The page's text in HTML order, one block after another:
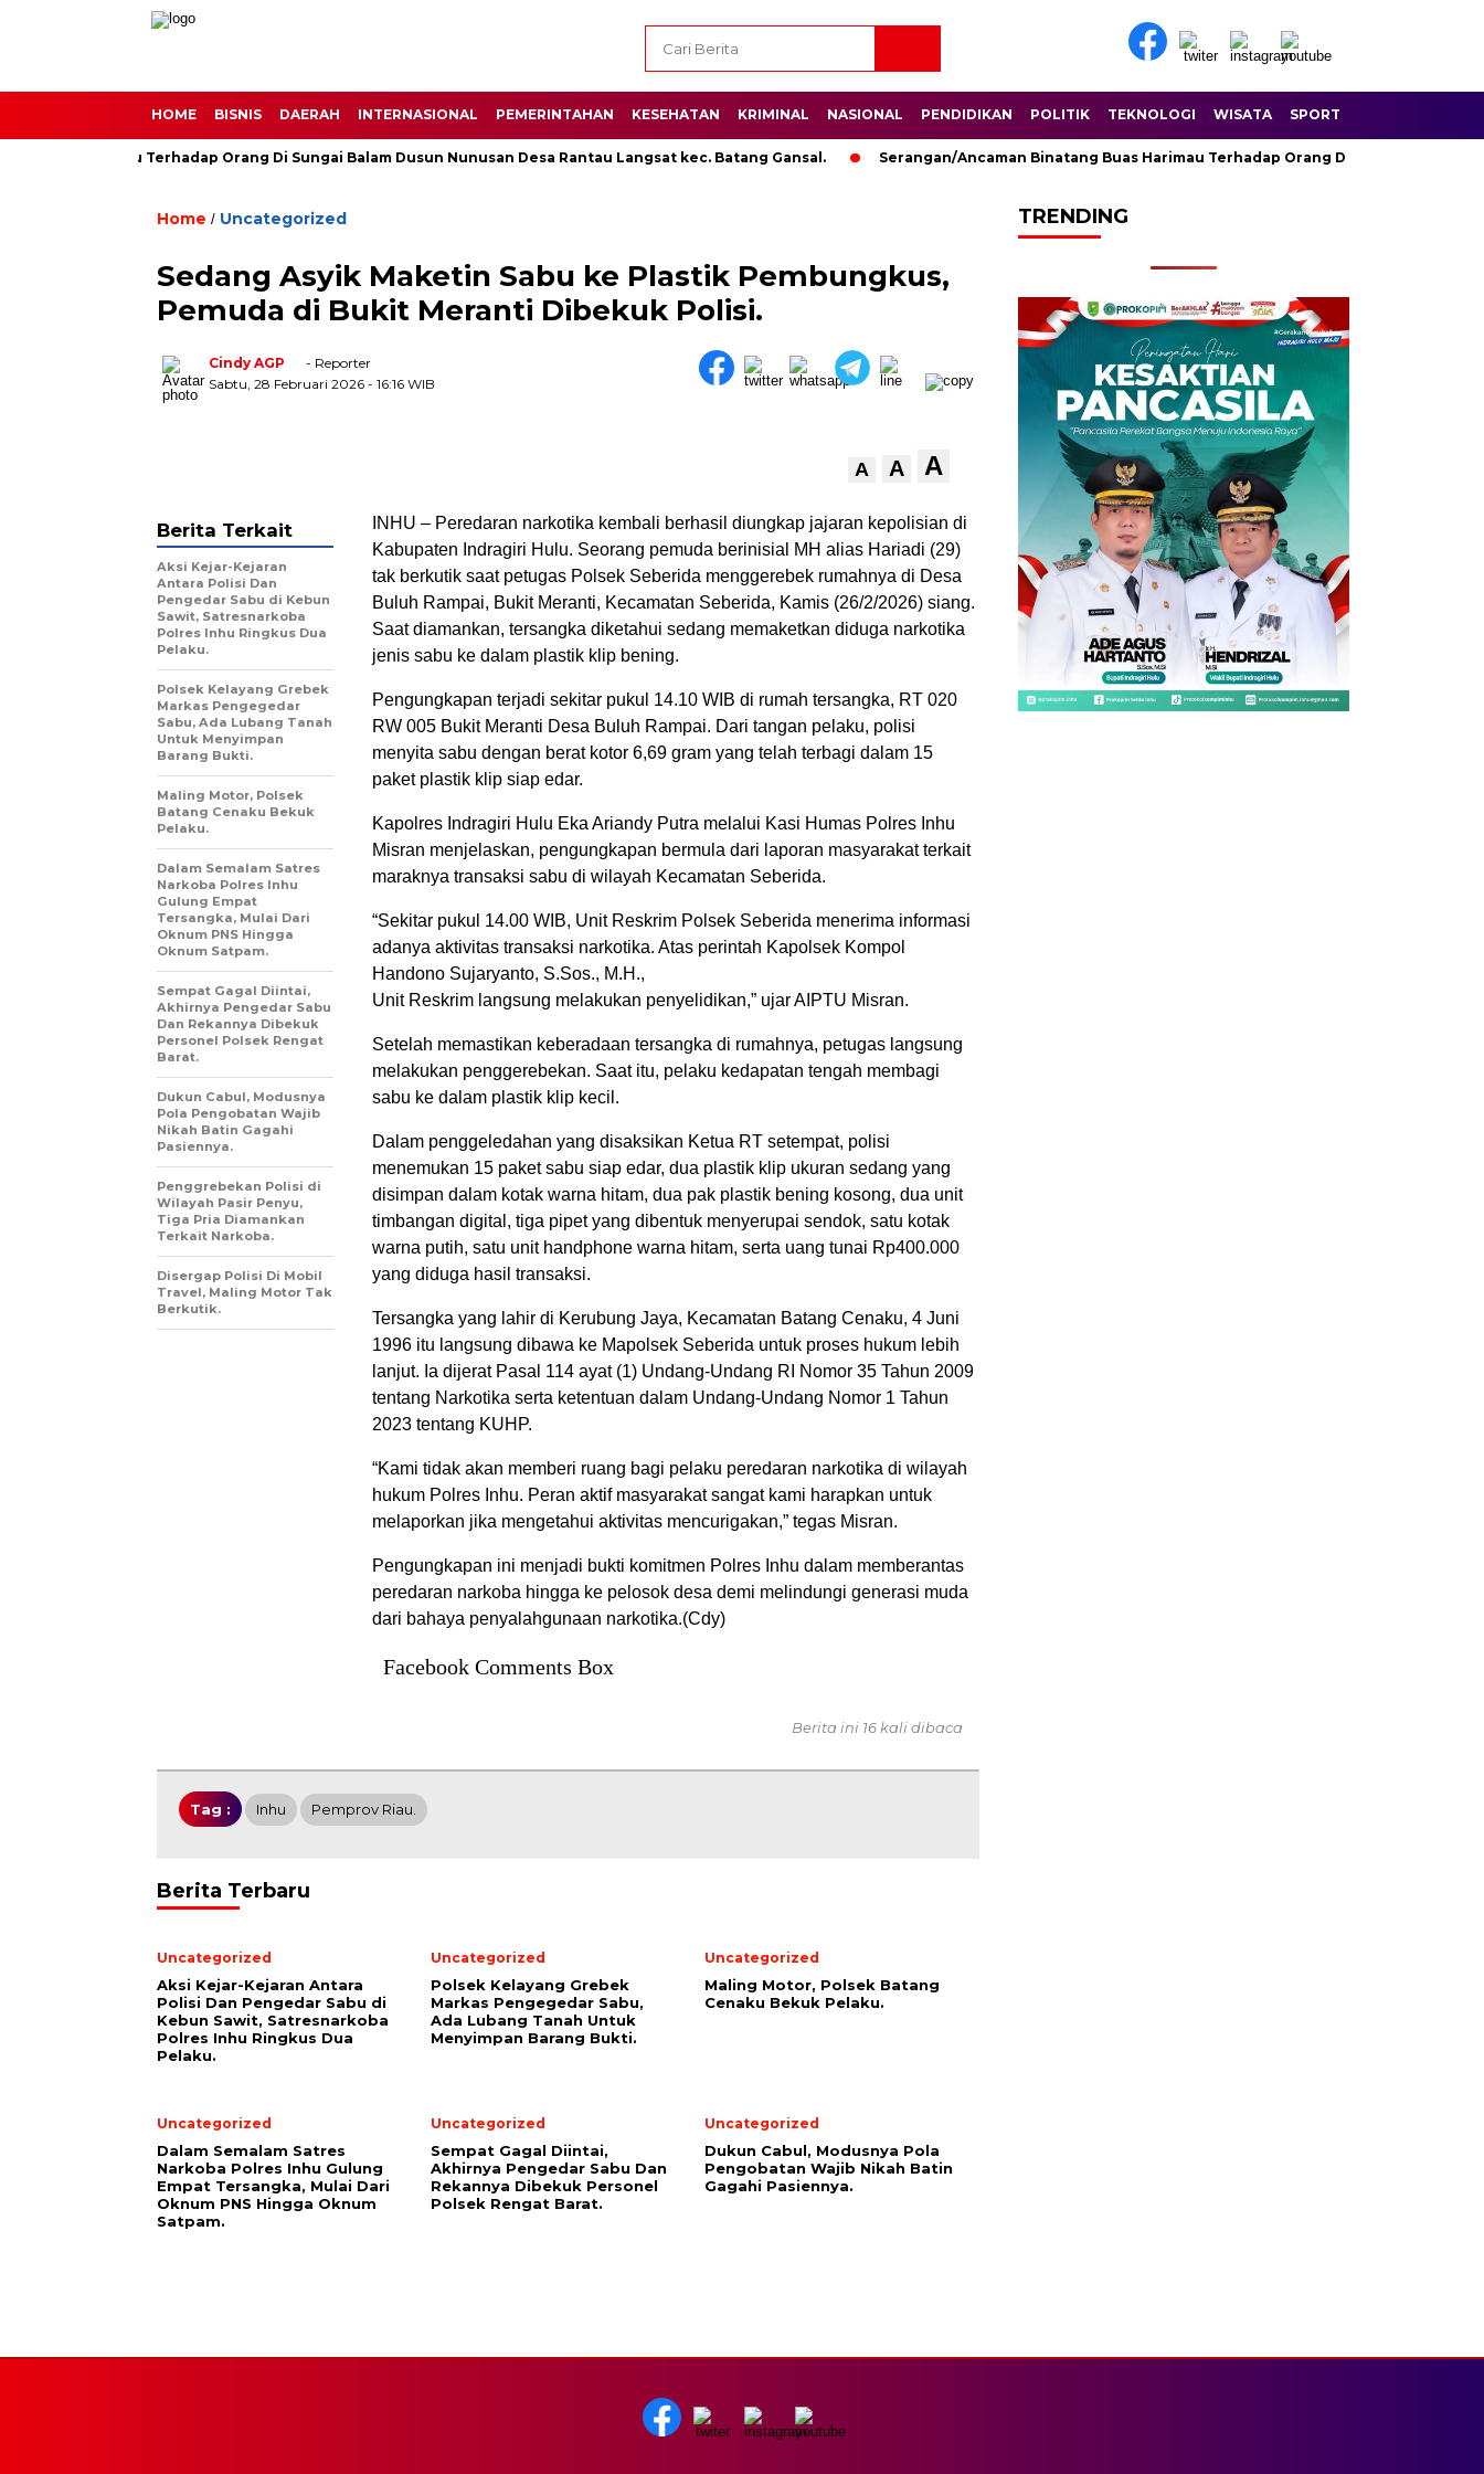
HOME BISNIS DAERAH INTERNASIONAL PEMERINTAHAN KESEHATAN KRIMINAL NASIONAL PENDIDIKAN POLITIK TEKNOLOGI WISATA SPORT
Harimau Terhadap Orang Di Sungai Balam Dusun Nunusan Desa Rantau Langsat kec. Batang Gansal. Serangan/Ancaman Binatang Buas Harimau Terhadap Orang Di Sungai Balam
Home / Uncategorized
Sedang Asyik Maketin Sabu ke Plastik Pembungkus,
Pemuda di Bukit Meranti Dibekuk Polisi.
Cindy AGP
- Reporter
Sabtu, 28 Februari 2026 - 16:16 WIB
A A A
INHU – Peredaran narkotika kembali berhasil diungkap jajaran kepolisian di
Kabupaten Indragiri Hulu. Seorang pemuda berinisial MH alias Hariadi (29)
tak berkutik saat petugas Polsek Seberida menggerebek rumahnya di Desa
Buluh Rampai, Bukit Meranti, Kecamatan Seberida, Kamis (26/2/2026) siang.
Saat diamankan, tersangka diketahui sedang memaketkan diduga narkotika
jenis sabu ke dalam plastik klip bening.
Pengungkapan terjadi sekitar pukul 14.10 WIB di rumah tersangka, RT 020
RW 005 Bukit Meranti Desa Buluh Rampai. Dari tangan pelaku, polisi
menyita sabu dengan berat kotor 6,69 gram yang telah terbagi dalam 15
paket plastik klip siap edar.
Kapolres Indragiri Hulu Eka Ariandy Putra melalui Kasi Humas Polres Inhu
Misran menjelaskan, pengungkapan bermula dari laporan masyarakat terkait
maraknya transaksi sabu di wilayah Kecamatan Seberida.
“Sekitar pukul 14.00 WIB, Unit Reskrim Polsek Seberida menerima informasi
adanya aktivitas transaksi narkotika. Atas perintah Kapolsek Kompol
Handono Sujaryanto, S.Sos., M.H.,
Unit Reskrim langsung melakukan penyelidikan,” ujar AIPTU Misran.
Setelah memastikan keberadaan tersangka di rumahnya, petugas langsung
melakukan penggerebekan. Saat itu, pelaku kedapatan tengah membagi
sabu ke dalam plastik klip kecil.
Dalam penggeledahan yang disaksikan Ketua RT setempat, polisi
menemukan 15 paket sabu siap edar, dua plastik klip ukuran sedang yang
disimpan dalam kotak warna hitam, dua pak plastik bening kosong, dua unit
timbangan digital, tiga pipet yang dibentuk menyerupai sendok, satu kotak
warna putih, satu unit handphone warna hitam, serta uang tunai Rp400.000
yang diduga hasil transaksi.
Tersangka yang lahir di Kerubung Jaya, Kecamatan Batang Cenaku, 4 Juni
1996 itu langsung dibawa ke Mapolsek Seberida untuk proses hukum lebih
lanjut. Ia dijerat Pasal 114 ayat (1) Undang-Undang RI Nomor 35 Tahun 2009
tentang Narkotika serta ketentuan dalam Undang-Undang Nomor 1 Tahun
2023 tentang KUHP.
“Kami tidak akan memberi ruang bagi pelaku peredaran narkotika di wilayah
hukum Polres Inhu. Peran aktif masyarakat sangat kami harapkan untuk
melaporkan jika mengetahui aktivitas mencurigakan,” tegas Misran.
Pengungkapan ini menjadi bukti komitmen Polres Inhu dalam memberantas
peredaran narkoba hingga ke pelosok desa demi melindungi generasi muda
dari bahaya penyalahgunaan narkotika.(Cdy)
Facebook Comments Box
Berita Terkait
Aksi Kejar-Kejaran
Antara Polisi Dan
Pengedar Sabu di Kebun
Sawit, Satresnarkoba
Polres Inhu Ringkus Dua
Pelaku.
Polsek Kelayang Grebek
Markas Pengegedar
Sabu, Ada Lubang Tanah
Untuk Menyimpan
Barang Bukti.
Maling Motor, Polsek
Batang Cenaku Bekuk
Pelaku.
Dalam Semalam Satres
Narkoba Polres Inhu
Gulung Empat
Tersangka, Mulai Dari
Oknum PNS Hingga
Oknum Satpam.
Sempat Gagal Diintai,
Akhirnya Pengedar Sabu
Dan Rekannya Dibekuk
Personel Polsek Rengat
Barat.
Dukun Cabul, Modusnya
Pola Pengobatan Wajib
Nikah Batin Gagahi
Pasiennya.
Penggrebekan Polisi di
Wilayah Pasir Penyu,
Tiga Pria Diamankan
Terkait Narkoba.
Disergap Polisi Di Mobil
Travel, Maling Motor Tak
Berkutik.
Berita ini 16 kali dibaca
Tag : Inhu Pemprov Riau.
Berita Terbaru
Uncategorized
Aksi Kejar-Kejaran Antara
Polisi Dan Pengedar Sabu di
Kebun Sawit, Satresnarkoba
Polres Inhu Ringkus Dua
Pelaku.
Uncategorized
Polsek Kelayang Grebek
Markas Pengegedar Sabu,
Ada Lubang Tanah Untuk
Menyimpan Barang Bukti.
Uncategorized
Maling Motor, Polsek Batang
Cenaku Bekuk Pelaku.
Uncategorized
Dalam Semalam Satres
Narkoba Polres Inhu Gulung
Empat Tersangka, Mulai Dari
Oknum PNS Hingga Oknum
Satpam.
Uncategorized
Sempat Gagal Diintai,
Akhirnya Pengedar Sabu Dan
Rekannya Dibekuk Personel
Polsek Rengat Barat.
Uncategorized
Dukun Cabul, Modusnya Pola
Pengobatan Wajib Nikah Batin
Gagahi Pasiennya.
TRENDING